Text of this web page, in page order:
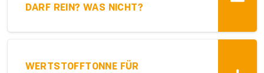
DARF REIN? WAS NICHT?
WERTSTOFFTONNE FÜR